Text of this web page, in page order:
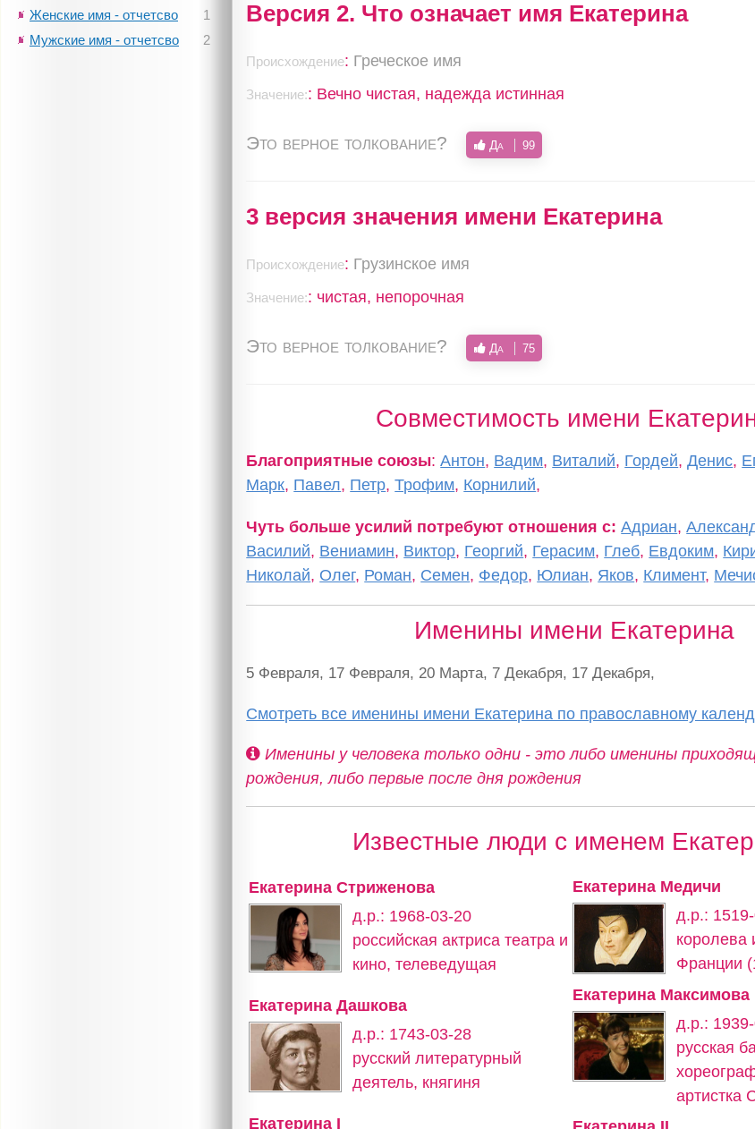
Версия 2. Что означает имя Екатерина
Происхождение: Греческое имя
Значение:: Вечно чистая, надежда истинная
Это верное толкование? Да 99
3 версия значения имени Екатерина
Происхождение: Грузинское имя
Значение:: чистая, непорочная
Это верное толкование? Да 75
Совместимость имени
Благоприятные союзы:Антон, Вадим, Виталий, Гордей,Денис,
Марк, Павел, Петр,Трофим, Корнилий,
Чуть больше усилий потребуют отношения с:Адриан,
Василий, Вениамин, Виктор, Георгий, Герасим, Глеб, Евдоким,
Николай, Олег, Роман, Семен, Федор, Юлиан, Яков, Климент,
Именины имени Екатерина
5 Февраля, 17 Февраля, 20 Марта, 7 Декабря, 17 Декабря,
Смотреть все именины имени Екатерина по православному
Именины у человека только одни - это либо именины
рождения, либо первые после дня рождения
Известные люди с именем
Екатерина Стриженова
д.р.: 1968-03-20
российская актриса театра и
кино, телеведущая
Екатерина Медичи
д.р.:
королева
Франции
Екатерина Дашкова
д.р.: 1743-03-28
русский литературный
деятель, княгиня
Екатерина Максимова
д.р.:
русская
артистка
Екатерина I
1
Женские имя - отчетсво
2
Мужские имя - отчетсво